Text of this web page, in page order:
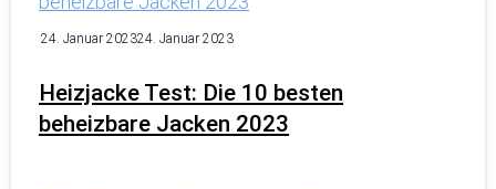
Heizjacke Test: Die 10 besten
beheizbare Jacken 2023
24. Januar 202324. Januar 2023